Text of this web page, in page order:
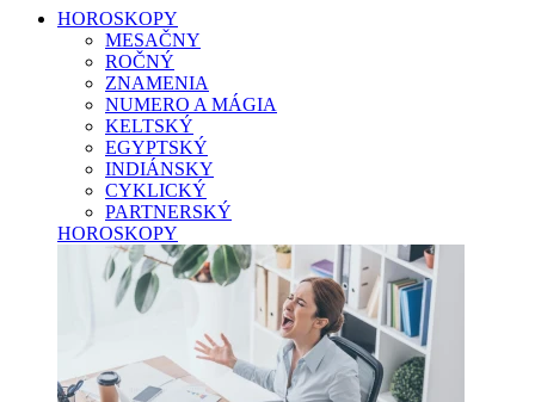
HOROSKOPY
MESAČNY
ROČNÝ
ZNAMENIA
NUMERO A MÁGIA
KELTSKÝ
EGYPTSKÝ
INDIÁNSKY
CYKLICKÝ
PARTNERSKÝ
HOROSKOPY